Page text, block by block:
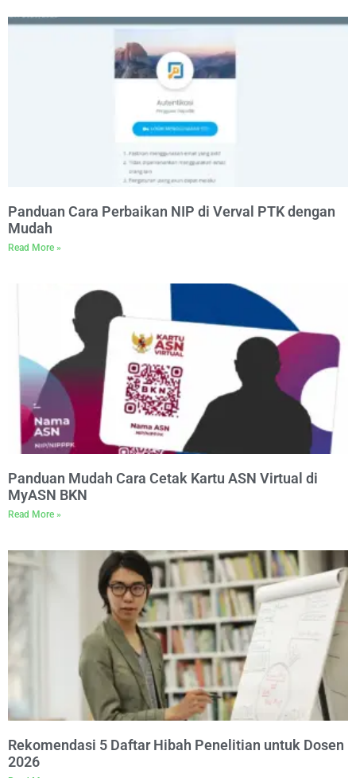
Panduan Cara Perbaikan NIP di Verval PTK dengan
Mudah
Read More »
Panduan Mudah Cara Cetak Kartu ASN Virtual di
MyASN BKN
Read More »
Rekomendasi 5 Daftar Hibah Penelitian untuk Dosen
2026